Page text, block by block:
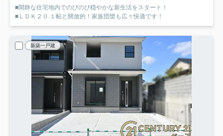
■閑静な住宅地内でのびのび穏やかな新生活をスタート！
■ＬＤＫ２０.１帖と開放的！家族団欒も広々快適です！
新築一戸建